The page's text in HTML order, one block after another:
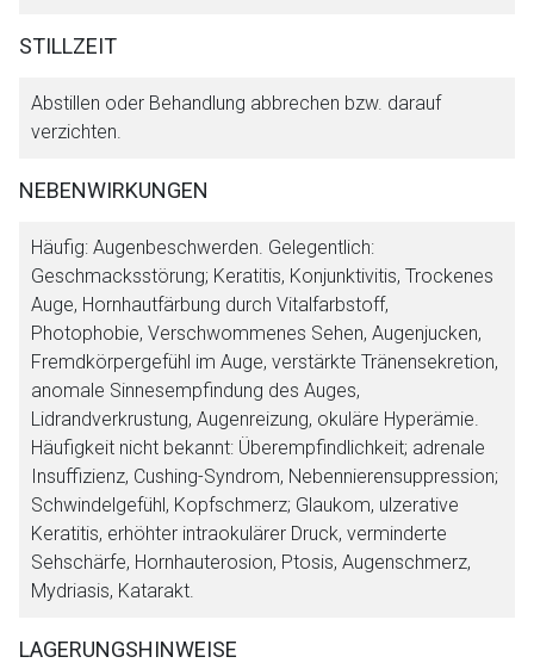
STILLZEIT
Abstillen oder Behandlung abbrechen bzw. darauf
verzichten.
NEBENWIRKUNGEN
Häufig: Augenbeschwerden. Gelegentlich:
Geschmacksstörung; Keratitis, Konjunktivitis, Trockenes
Auge, Hornhautfärbung durch Vitalfarbstoff,
Photophobie, Verschwommenes Sehen, Augenjucken,
Fremdkörpergefühl im Auge, verstärkte Tränensekretion,
anomale Sinnesempfindung des Auges,
Lidrandverkrustung, Augenreizung, okuläre Hyperämie.
Häufigkeit nicht bekannt: Überempfindlichkeit; adrenale
Insuffizienz, Cushing-Syndrom, Nebennierensuppression;
Schwindelgefühl, Kopfschmerz; Glaukom, ulzerative
Keratitis, erhöhter intraokulärer Druck, verminderte
Sehschärfe, Hornhauterosion, Ptosis, Augenschmerz,
Mydriasis, Katarakt.
LAGERUNGSHINWEISE